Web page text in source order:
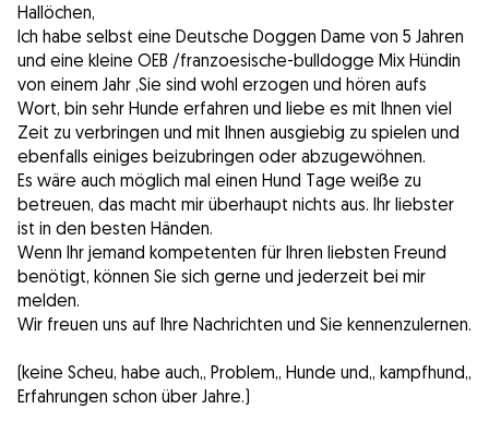
Hallöchen,
Ich habe selbst eine Deutsche Doggen Dame von 5 Jahren
und eine kleine OEB /franzoesische-bulldogge Mix Hündin
von einem Jahr ,Sie sind wohl erzogen und hören aufs
Wort, bin sehr Hunde erfahren und liebe es mit Ihnen viel
Zeit zu verbringen und mit Ihnen ausgiebig zu spielen und
ebenfalls einiges beizubringen oder abzugewöhnen.
Es wäre auch möglich mal einen Hund Tage weiße zu
betreuen, das macht mir überhaupt nichts aus. Ihr liebster
ist in den besten Händen.
Wenn Ihr jemand kompetenten für Ihren liebsten Freund
benötigt, können Sie sich gerne und jederzeit bei mir
melden.
Wir freuen uns auf Ihre Nachrichten und Sie kennenzulernen.
(keine Scheu, habe auch,, Problem,, Hunde und,, kampfhund,,
Erfahrungen schon über Jahre.)